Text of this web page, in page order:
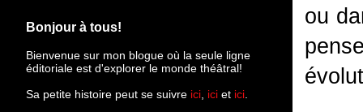
ou
Bonjour à tous!
Bienvenue sur mon blogue où la seule ligne
éditoriale est d'explorer le monde théâtral!
Sa petite histoire peut se suivre ici ici et ici